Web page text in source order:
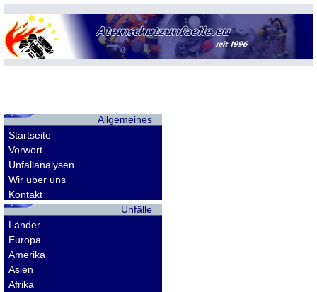
Allgemeines
Startseite
Vorwort
Unfallanalysen
Wir über uns
Kontakt
Unfälle
Länder
Europa
Amerika
Asien
Afrika